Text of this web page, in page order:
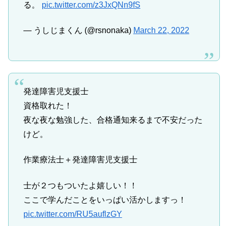
る。 pic.twitter.com/z3JxQNn9fS
— うしじまくん (@rsnonaka) March 22, 2022
発達障害児支援士
資格取れた！
夜な夜な勉強した、合格通知来るまで不安だった
けど。
作業療法士＋発達障害児支援士
士が２つもついたよ嬉しい！！
ここで学んだことをいっぱい活かしますっ！
pic.twitter.com/RU5auflzGY